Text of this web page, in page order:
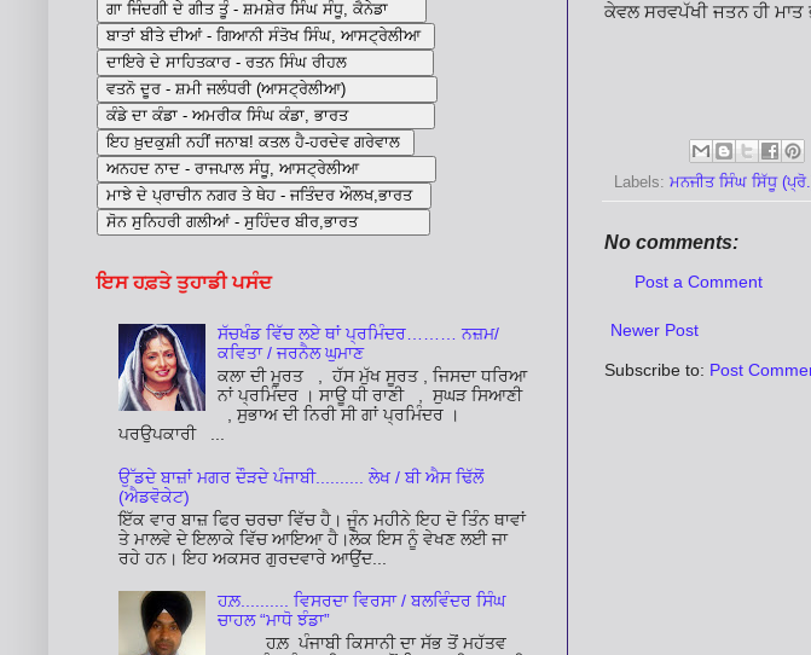
ਕੇਵਲ ਸਰਵਪੱਖੀ ਜਤਨ ਹੀ ਮਾਤ
Labels: ਮਨਜੀਤ ਸਿੰਘ ਸਿੱਧੂ
No comments:
Post a Comment
Newer Post
Subscribe to: Post
ਇਸ ਹਫ਼ਤੇ ਤੁਹਾਡੀ ਪਸੰਦ
ਸੱਚਖੰਡ ਵਿੱਚ ਲਏ ਥਾਂ ਪ੍ਰਮਿੰਦਰ……… ਨਜ਼ਮ/
ਕਵਿਤਾ / ਜਰਨੈਲ ਘੁਮਾਣ
ਕਲਾ ਦੀ ਮੂਰਤ , ਹੱਸ ਮੁੱਖ ਸੂਰਤ , ਜਿਸਦਾ ਧਰਿਆ
ਨਾਂ ਪ੍ਰਮਿੰਦਰ । ਸਾਊ ਧੀ ਰਾਣੀ , ਸੁਘੜ ਸਿਆਣੀ
, ਸੁਭਾਅ ਦੀ ਨਿਰੀ ਸੀ ਗਾਂ ਪ੍ਰਮਿੰਦਰ ।
ਪਰਉਪਕਾਰੀ ...
ਉੱਡਦੇ ਬਾਜ਼ਾਂ ਮਗਰ ਦੌੜਦੇ ਪੰਜਾਬੀ.......... ਲੇਖ / ਬੀ ਐਸ ਢਿੱਲੋਂ
(ਐਡਵੋਕੇਟ)
ਇੱਕ ਵਾਰ ਬਾਜ਼ ਫਿਰ ਚਰਚਾ ਵਿੱਚ ਹੈ। ਜੂੰਨ ਮਹੀਨੇ ਇਹ ਦੋ ਤਿੰਨ ਥਾਵਾਂ
ਤੇ ਮਾਲਵੇ ਦੇ ਇਲਾਕੇ ਵਿੱਚ ਆਇਆ ਹੈ।ਲੋਕ ਇਸ ਨੂੰ ਵੇਖਣ ਲਈ ਜਾ
ਰਹੇ ਹਨ। ਇਹ ਅਕਸਰ ਗੁਰਦਵਾਰੇ ਆਉਂਦ...
ਹਲ਼.......... ਵਿਸਰਦਾ ਵਿਰਸਾ / ਬਲਵਿੰਦਰ ਸਿੰਘ
ਚਾਹਲ “ਮਾਧੋ ਝੰਡਾ”
ਹਲ਼ ਪੰਜਾਬੀ ਕਿਸਾਨੀ ਦਾ ਸੱਭ ਤੋਂ ਮਹੱਤਵ